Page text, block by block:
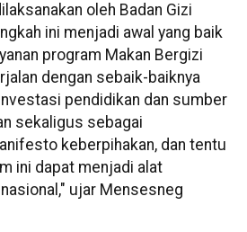
oleh Badan Gizi
ini menjadi awal yang baik
program Makan Bergizi
dengan sebaik-baiknya
pendidikan dan sumber
sekaligus sebagai
keberpihakan, dan tentu
ini dapat menjadi alat
ujar Mensesneg